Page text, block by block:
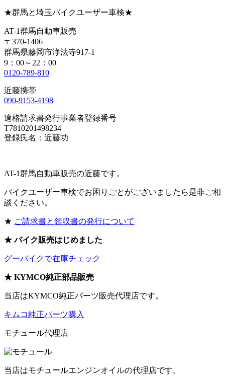
★群馬と埼玉バイクユーザー車検★
AT-1群馬自動車販売
〒370-1406
群馬県藤岡市浄法寺917-1
9：00～22：00
0120-789-810
近藤携帯
090-9153-4198
適格請求書発行事業者登録番号
T7810201498234
登録氏名：近藤功
AT-1群馬自動車販売の近藤です。
バイクユーザー車検でお困りごとがございましたら是非ご相
談ください。
★ ご請求書と領収書の発行について
★ バイク販売はじめました
グーバイクで在庫チェック
★ KYMCO純正部品販売
当店はKYMCO純正パーツ販売代理店です。
キムコ純正パーツ購入
モチュール代理店
当店はモチュールエンジンオイルの代理店です。